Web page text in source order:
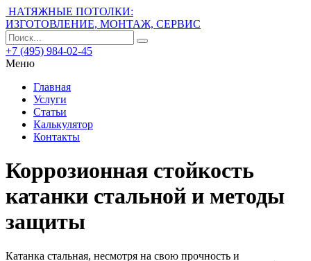
НАТЯЖНЫЕ ПОТОЛКИ:
ИЗГОТОВЛЕНИЕ, МОНТАЖ, СЕРВИС
+7 (495) 984-02-45
Меню
Главная
Услуги
Статьи
Калькулятор
Контакты
Коррозионная стойкость
катанки стальной и методы
защиты
Катанка стальная, несмотря на свою прочность и